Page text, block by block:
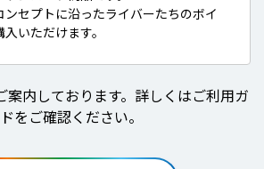
ンセプトに沿ったライバーたちのボイ
いただけます。
案内しております。詳しくはご利用ガ
をご確認ください。